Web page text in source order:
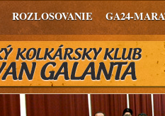
ROZLOSOVANIE GA24-